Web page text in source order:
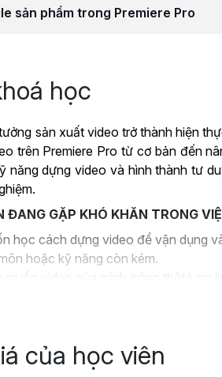
sản phẩm trong Premiere Pro
học
sản xuất video trở thành hiện
trên Premiere Pro từ cơ bản đến
năng dựng video và hình thành tư
ĐANG GẶP KHÓ KHĂN TRONG
học cách dựng video để vận dụng
hoặc kỹ năng còn kém.
muốn video của mình trông thật lung
xã hội nhưng loay hoay không
chưa có nhiều kiến thức và kỹ
cao khiến bạn không đáp ứng
của học viên